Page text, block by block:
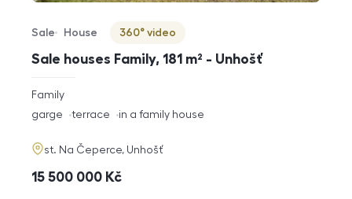
Sale houses Family, 181 m² - Unhošť
Offer type
Sale
Property type
House
Virtuální prohlídka
360° video
rozměry
disposition
Family
funkce
garge terrace in a family house
adresa
st. Na Čeperce, Unhošť
cena
15 500 000 Kč